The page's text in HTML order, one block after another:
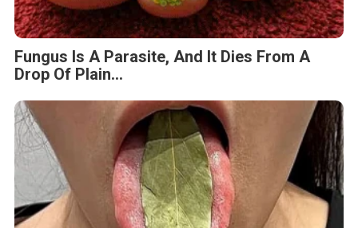
Fungus Is A Parasite, And It Dies From A
Drop Of Plain...